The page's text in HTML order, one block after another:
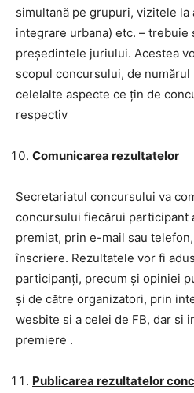
simultană pe grupuri, vizitele la
integrare urbana) etc. – trebuie
președintele juriului. Acestea
scopul concursului, de
celelalte aspecte ce țin de
respectiv
Comunicarea rezultatelor
Secretariatul concursului va
concursului fiecărui participant
premiat, prin e-mail sau
înscriere. Rezultatele vor fi
participanți, precum și opiniei
și de către organizatori, prin
wesbite si a celei de FB, dar si
premiere .
Publicarea rezultatelor